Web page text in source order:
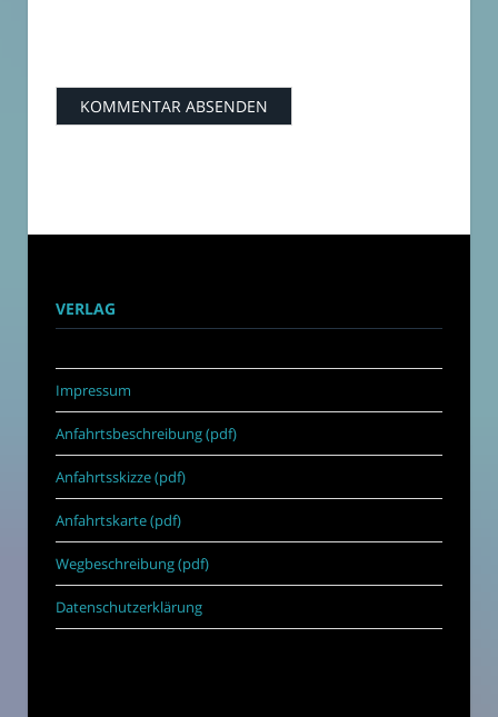
VERLAG
Impressum
Anfahrtsbeschreibung (pdf)
Anfahrtsskizze (pdf)
Anfahrtskarte (pdf)
Wegbeschreibung (pdf)
Datenschutzerklärung